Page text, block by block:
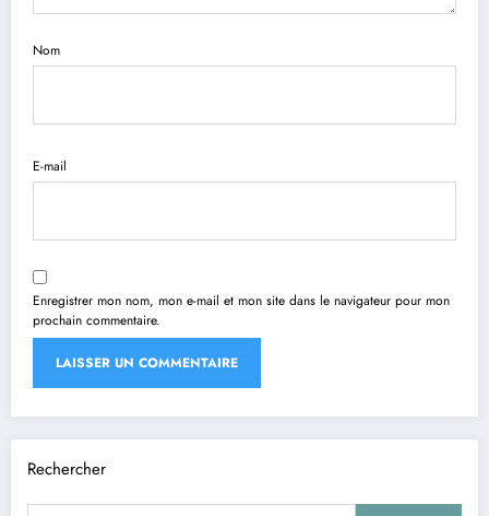
Nom
E-mail
Enregistrer mon nom, mon e-mail et mon site dans le navigateur pour mon
prochain commentaire.
Rechercher